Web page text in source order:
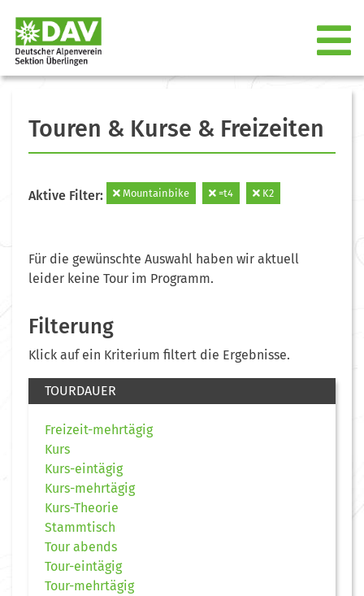
Touren & Kurse & Freizeiten
Aktive Filter: Mountainbike =t4 K2
Für die gewünschte Auswahl haben wir aktuell
leider keine Tour im Programm.
Filterung
Klick auf ein Kriterium filtert die Ergebnisse.
TOURDAUER
Freizeit-mehrtägig
Kurs
Kurs-eintägig
Kurs-mehrtägig
Kurs-Theorie
Stammtisch
Tour abends
Tour-eintägig
Tour-mehrtägig